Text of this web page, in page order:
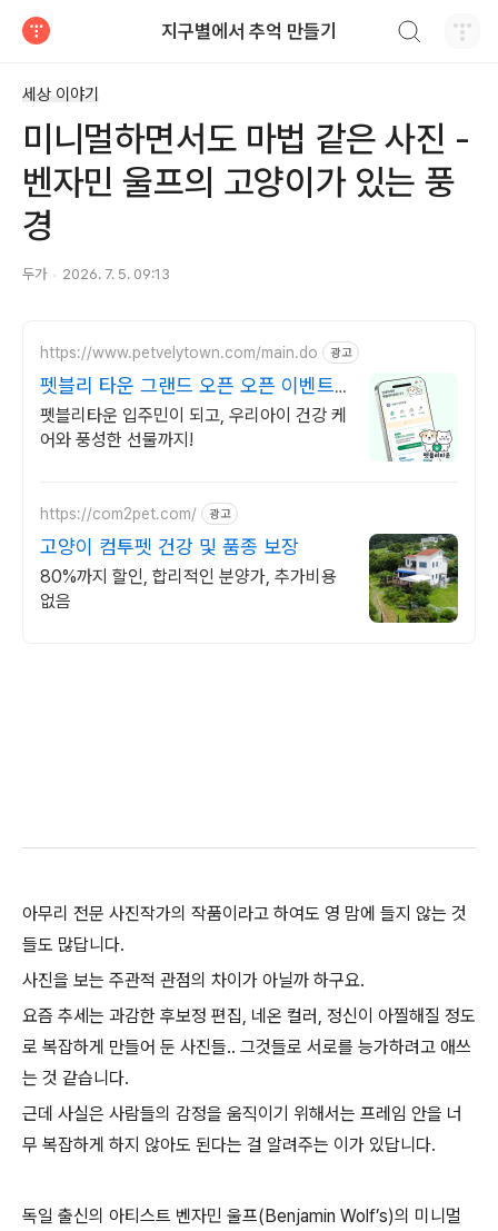
지구별에서 추억 만들기
세상 이야기
미니멀하면서도 마법 같은 사진 -
벤자민 울프의 고양이가 있는 풍
경
두가 2026. 7. 5. 09:13
https://www.petvelytown.com/main.do 광고
펫블리 타운 그랜드 오픈 오픈 이벤트
진행 중!
펫블리타운 입주민이 되고, 우리아이 건강 케
어와 풍성한 선물까지!
https://com2pet.com/ 광고
고양이 컴투펫 건강 및 품종 보장
80%까지 할인, 합리적인 분양가, 추가비용
없음
아무리 전문 사진작가의 작품이라고 하여도 영 맘에 들지 않는 것
들도 많답니다.
사진을 보는 주관적 관점의 차이가 아닐까 하구요.
요즘 추세는 과감한 후보정 편집, 네온 컬러, 정신이 아찔해질 정도
로 복잡하게 만들어 둔 사진들.. 그것들로 서로를 능가하려고 애쓰
는 것 같습니다.
근데 사실은 사람들의 감정을 움직이기 위해서는 프레임 안을 너
무 복잡하게 하지 않아도 된다는 걸 알려주는 이가 있답니다.
독일 출신의 아티스트 벤자민 울프(Benjamin Wolf’s)의 미니멀